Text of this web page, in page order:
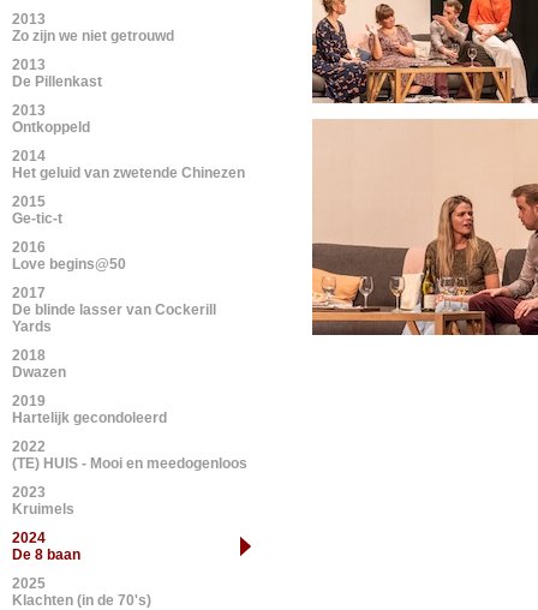
2013
Zo zijn we niet getrouwd
2013
De Pillenkast
2013
Ontkoppeld
2014
Het geluid van zwetende Chinezen
2015
Ge-tic-t
2016
Love begins@50
2017
De blinde lasser van Cockerill
Yards
2018
Dwazen
2019
Hartelijk gecondoleerd
2022
(TE) HUIS - Mooi en meedogenloos
2023
Kruimels
2024
De 8 baan
2025
Klachten (in de 70's)